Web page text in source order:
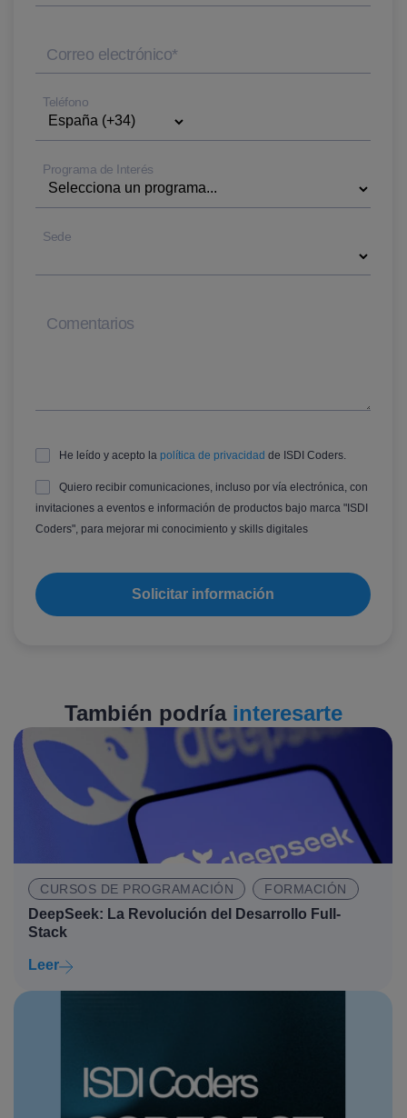
Correo electrónico*
Teléfono
Programa de Interés
Sede
Comentarios
He leído y acepto la política de privacidad de ISDI Coders.
Quiero recibir comunicaciones, incluso por vía electrónica, con
invitaciones a eventos e información de productos bajo marca "ISDI
Coders", para mejorar mi conocimiento y skills digitales
También podría interesarte
CURSOS DE PROGRAMACIÓN FORMACIÓN
DeepSeek: La Revolución del Desarrollo Full-
Stack
Leer